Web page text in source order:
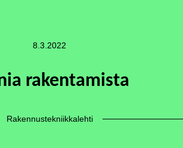
8.3.2022
rakentamista
Rakennustekniikkalehti